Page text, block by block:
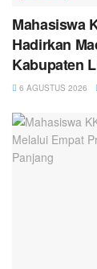
Mahasiswa
Hadirkan
Kabupaten
6 AGUSTUS 2026